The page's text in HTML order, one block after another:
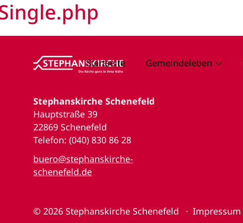
Startseite Gemeindeleben
Stephanskirche Schenefeld
Hauptstraße 39
22869 Schenefeld
Telefon: (040) 830 86 28
buero@stephanskirche-
schenefeld.de
© 2026 Stephanskirche Schenefeld Impressum